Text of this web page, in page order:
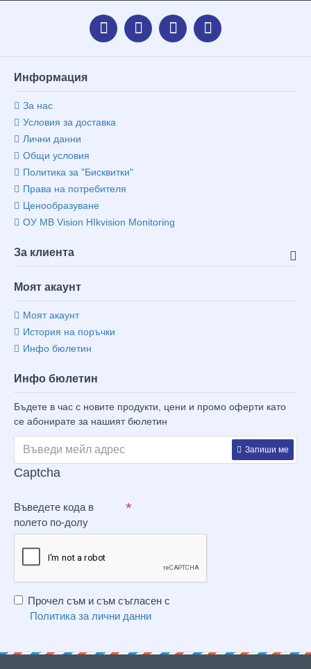
Информация
За нас
Условия за доставка
Лични данни
Общи условия
Политика за "Бисквитки"
Права на потребителя
Ценообразуване
ОУ MB Vision HIkvision Monitoring
За клиента
Моят акаунт
Моят акаунт
История на поръчки
Инфо бюлетин
Инфо бюлетин
Бъдете в час с новите продукти, цени и промо оферти като
се абонирате за нашият бюлетин
Запиши ме
Captcha
Въведете кода в
полето по-долу
Прочел съм и съм съгласен с
Политика за лични данни